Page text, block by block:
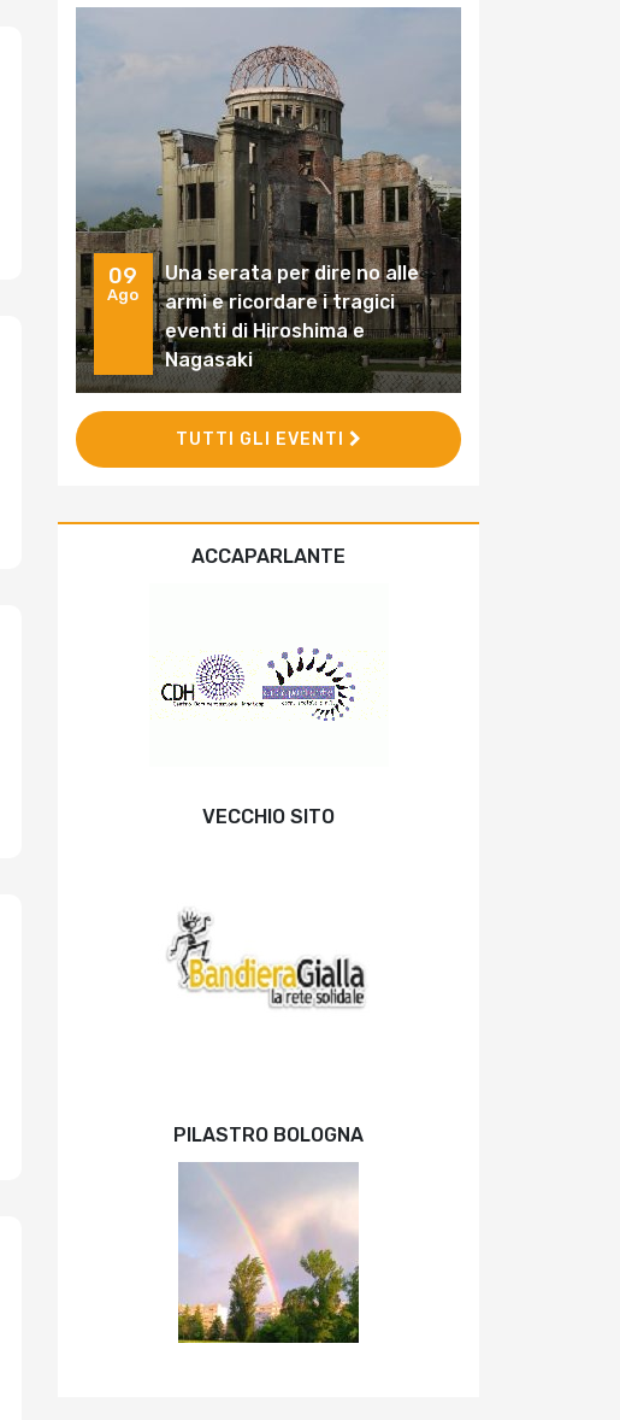
09
Ago
Una serata per dire no alle
armi e ricordare i tragici
eventi di Hiroshima e
Nagasaki
TUTTI GLI EVENTI
ACCAPARLANTE
VECCHIO SITO
PILASTRO BOLOGNA